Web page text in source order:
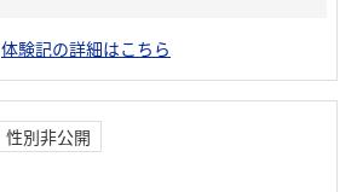
体験記の詳細はこちら
性別非公開